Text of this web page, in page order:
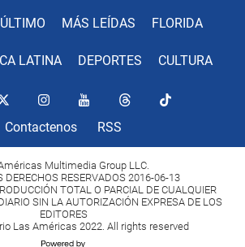
MÁS LEÍDAS FLORIDA
LATINA DEPORTES CULTURA
Contactenos RSS
Multimedia Group LLC.
DERECHOS RESERVADOS 2016-06-13
TOTAL O PARCIAL DE CUALQUIER
SIN LA AUTORIZACIÓN EXPRESA DE LOS
EDITORES
Las Américas 2022. All rights reserved